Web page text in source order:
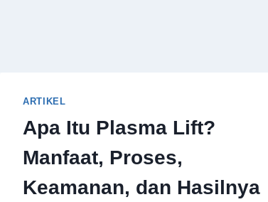
ARTIKEL
Apa Itu Plasma Lift?
Manfaat, Proses,
Keamanan, dan Hasilnya